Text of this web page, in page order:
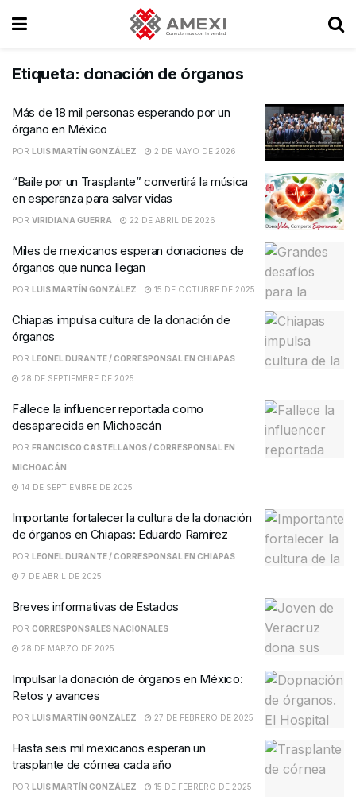
Etiqueta: donación de órganos
Más de 18 mil personas esperando por un
órgano en México
POR LUIS MARTÍN GONZÁLEZ 2 DE MAYO DE 2026
“Baile por un Trasplante” convertirá la música
en esperanza para salvar vidas
POR VIRIDIANA GUERRA 22 DE ABRIL DE 2026
Miles de mexicanos esperan donaciones de
órganos que nunca llegan
POR LUIS MARTÍN GONZÁLEZ 15 DE OCTUBRE DE 2025
Chiapas impulsa cultura de la donación de
órganos
POR LEONEL DURANTE / CORRESPONSAL EN CHIAPAS
28 DE SEPTIEMBRE DE 2025
Fallece la influencer reportada como
desaparecida en Michoacán
POR FRANCISCO CASTELLANOS / CORRESPONSAL EN
MICHOACÁN
14 DE SEPTIEMBRE DE 2025
Importante fortalecer la cultura de la donación
de órganos en Chiapas: Eduardo Ramírez
POR LEONEL DURANTE / CORRESPONSAL EN CHIAPAS
7 DE ABRIL DE 2025
Breves informativas de Estados
POR CORRESPONSALES NACIONALES
28 DE MARZO DE 2025
Impulsar la donación de órganos en México:
Retos y avances
POR LUIS MARTÍN GONZÁLEZ 27 DE FEBRERO DE 2025
Hasta seis mil mexicanos esperan un
trasplante de córnea cada año
POR LUIS MARTÍN GONZÁLEZ 15 DE FEBRERO DE 2025